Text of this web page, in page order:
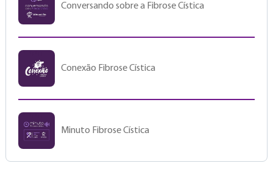
Conversando sobre a Fibrose Cística
Conexão Fibrose Cística
Minuto Fibrose Cística